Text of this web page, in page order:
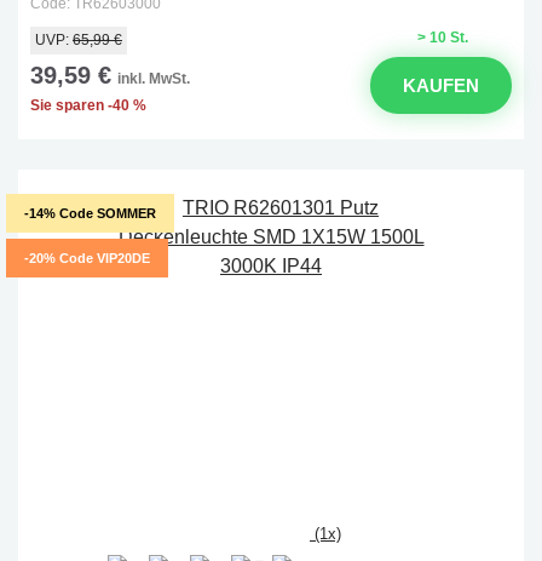
Code: TR62603000
> 10 St.
UVP: 65,99 €
39,59 € inkl. MwSt.
Sie sparen -40 %
KAUFEN
-14% Code SOMMER
-20% Code VIP20DE
(1x)